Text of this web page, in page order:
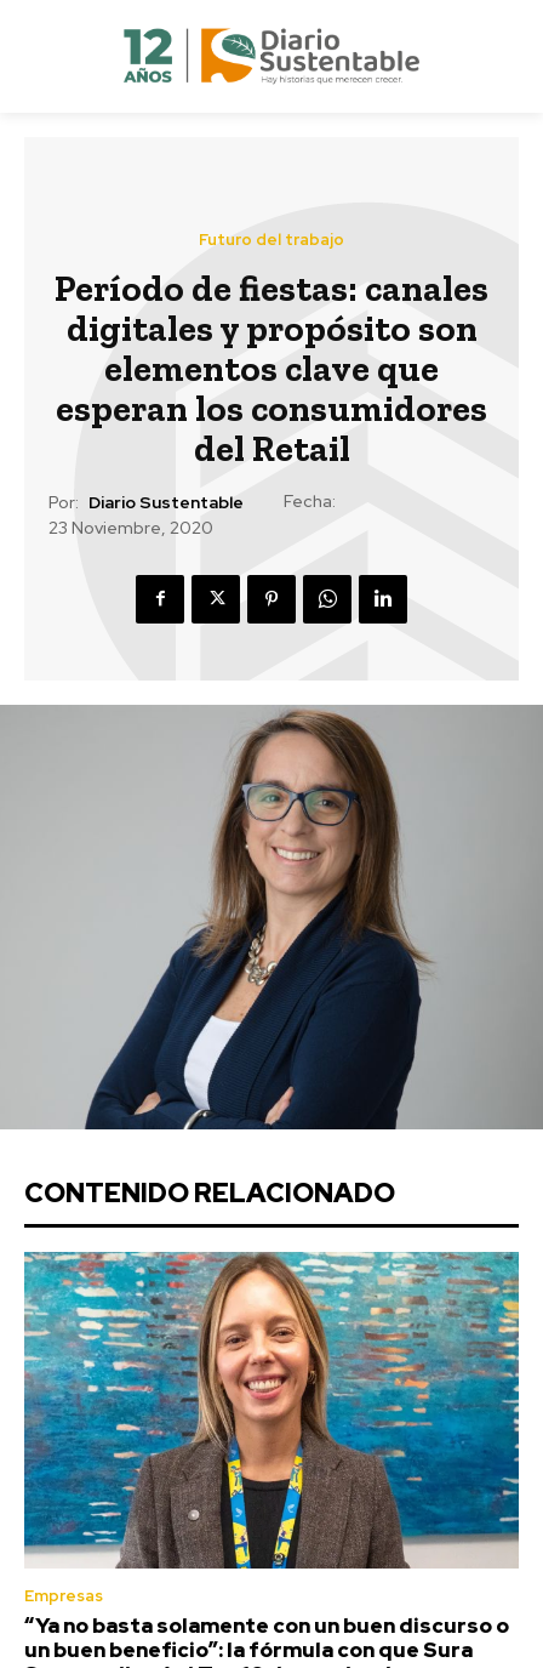
Futuro del trabajo
Período de fiestas: canales
digitales y propósito son
elementos clave que
esperan los consumidores
del Retail
Por: Diario Sustentable
Fecha:
23 Noviembre, 2020
CONTENIDO RELACIONADO
Empresas
“Ya no basta solamente con un buen discurso o
un buen beneficio”: la fórmula con que Sura